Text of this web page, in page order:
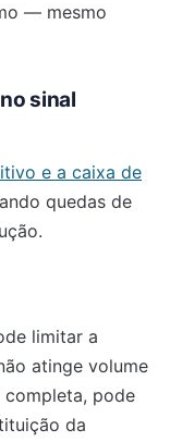
— mesmo
sinal
e a caixa de
quedas de
limitar a
atinge volume
pode
da